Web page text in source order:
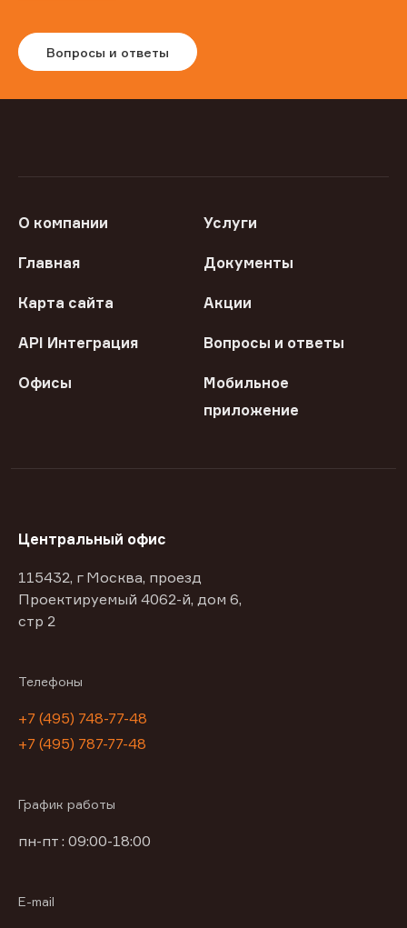
Вопросы и ответы
О компании Услуги
Главная Документы
Карта сайта Акции
API Интеграция Вопросы и ответы
Офисы
Мобильное
приложение
Центральный офис
115432, г Москва, проезд
Проектируемый 4062-й, дом 6,
стр 2
Телефоны
+7 (495) 748-77-48
+7 (495) 787-77-48
График работы
пн-пт : 09:00-18:00
E-mail